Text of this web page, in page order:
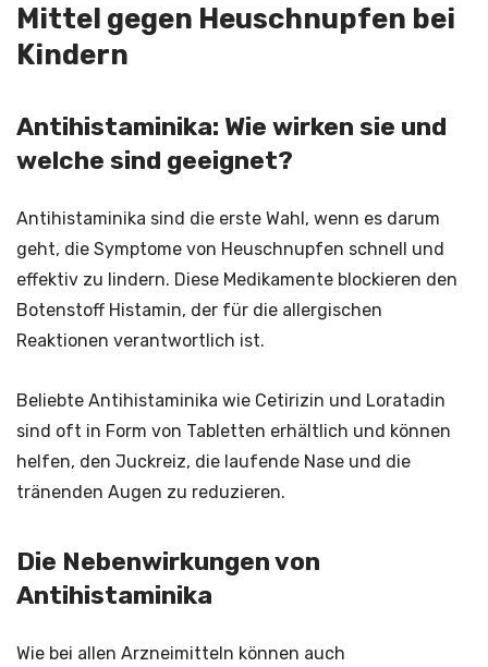
Mittel gegen Heuschnupfen bei
Kindern
Antihistaminika: Wie wirken sie und
welche sind geeignet?
Antihistaminika sind die erste Wahl, wenn es darum
geht, die Symptome von Heuschnupfen schnell und
effektiv zu lindern. Diese Medikamente blockieren den
Botenstoff Histamin, der für die allergischen
Reaktionen verantwortlich ist.
Beliebte Antihistaminika wie Cetirizin und Loratadin
sind oft in Form von Tabletten erhältlich und können
helfen, den Juckreiz, die laufende Nase und die
tränenden Augen zu reduzieren.
Die Nebenwirkungen von
Antihistaminika
Wie bei allen Arzneimitteln können auch